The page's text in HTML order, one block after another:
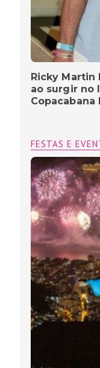
Ricky
ao surgir no
Copacabana
FESTAS E